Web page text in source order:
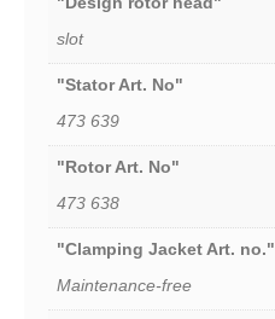
slot
"Stator Art. No"
473 639
"Rotor Art. No"
473 638
"Clamping Jacket Art. no."
Maintenance-free